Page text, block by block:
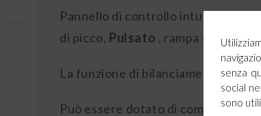
Pannello di controllo intuitivo con
di picco, Pulsato , rampa di
La funzione di bilanciamento
Può essere dotato di comando
senza
social
sono